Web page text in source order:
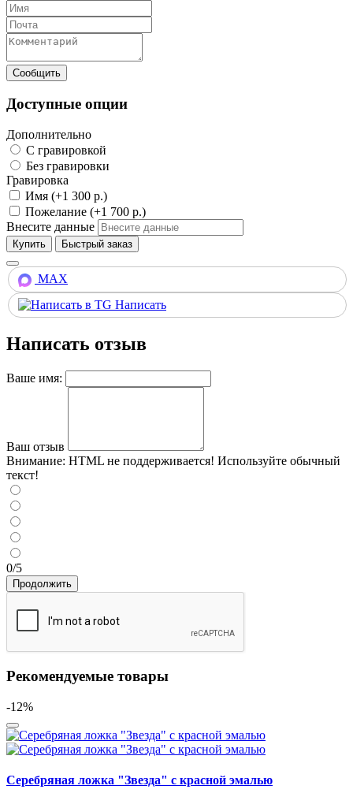
Доступные опции
Дополнительно
С гравировкой
Без гравировки
Гравировка
Имя (+1 300 р.)
Пожелание (+1 700 р.)
Внесите данные
Купить
MAX
Написать
Написать отзыв
Ваше имя:
Ваш отзыв
Внимание: HTML не поддерживается! Используйте обычный
текст!
0/5
Продолжить
Рекомендуемые товары
-12%
Серебряная ложка "Звезда" с красной эмалью